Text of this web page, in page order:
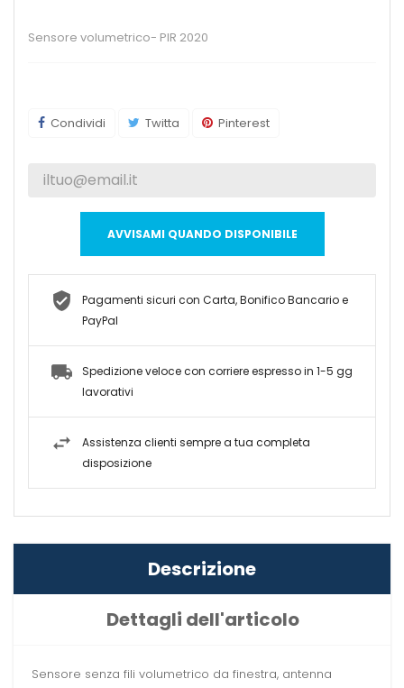
Sensore volumetrico- PIR 2020
Condividi Twitta Pinterest
AVVISAMI QUANDO DISPONIBILE
Pagamenti sicuri con Carta, Bonifico Bancario e
PayPal
Spedizione veloce con corriere espresso in 1-5 gg
lavorativi
Assistenza clienti sempre a tua completa
disposizione
Descrizione
Dettagli dell'articolo
Sensore senza fili volumetrico da finestra, antenna